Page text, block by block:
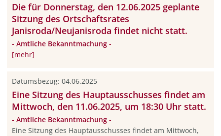
Die für Donnerstag, den 12.06.2025 geplante
Sitzung des Ortschaftsrates
Janisroda/Neujanisroda findet nicht statt.
- Amtliche Bekanntmachung -
[mehr]
Datumsbezug: 04.06.2025
Eine Sitzung des Hauptausschusses findet am
Mittwoch, den 11.06.2025, um 18:30 Uhr statt.
- Amtliche Bekanntmachung -
Eine Sitzung des Hauptausschusses findet am Mittwoch,